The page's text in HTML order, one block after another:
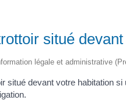
situé
légale et administrative
situé devant votre habitation